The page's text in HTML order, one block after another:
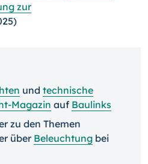
zur
und technische
Magazin auf Baulinks
zu den Themen
über Beleuchtung bei